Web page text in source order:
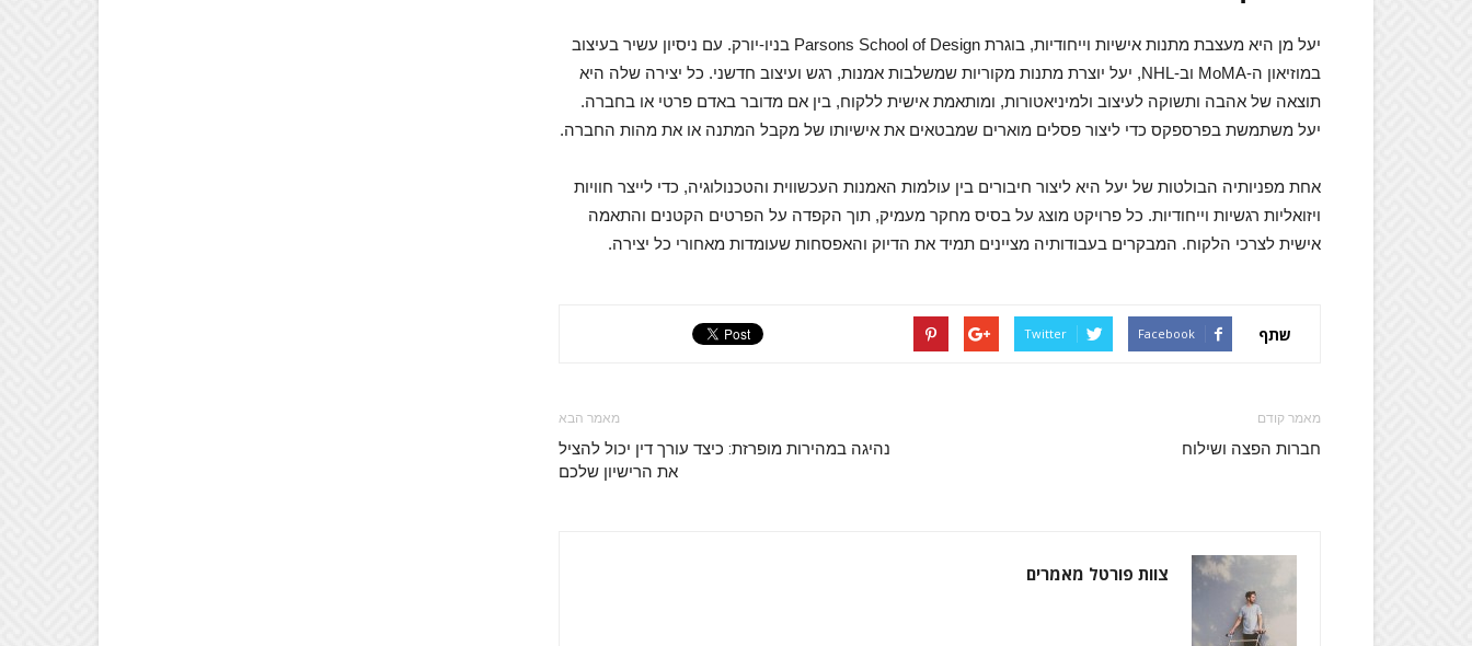
יעל מן היא מעצבת מתנות אישיות וייחודיות, בוגרת Parsons School of Design בניו-יורק. עם ניסיון עשיר בעיצוב
במוזיאון ה-MoMA וב-NHL, יעל יוצרת מתנות מקוריות שמשלבות אמנות, רגש ועיצוב חדשני. כל יצירה שלה היא
תוצאה של אהבה ותשוקה לעיצוב ולמיניאטורות, ומותאמת אישית ללקוח, בין אם מדובר באדם פרטי או בחברה.
יעל משתמשת בפרספקס כדי ליצור פסלים מוארים שמבטאים את אישיותו של מקבל המתנה או את מהות החברה.
אחת מפניותיה הבולטות של יעל היא ליצור חיבורים בין עולמות האמנות העכשווית והטכנולוגיה, כדי לייצר חוויות
ויזואליות רגשיות וייחודיות. כל פרויקט מוצג על בסיס מחקר מעמיק, תוך הקפדה על הפרטים הקטנים והתאמה
אישית לצרכי הלקוח. המבקרים בעבודותיה מציינים תמיד את הדיוק והאפסחות שעומדות מאחורי כל יצירה.
שתף Facebook
Twitter
מאמר קודם
חברות הפצה ושילוח
מאמר הבא
נהיגה במהירות מופרזת: כיצד עורך דין יכול להציל
את הרישיון שלכם
צוות פורטל מאמרים